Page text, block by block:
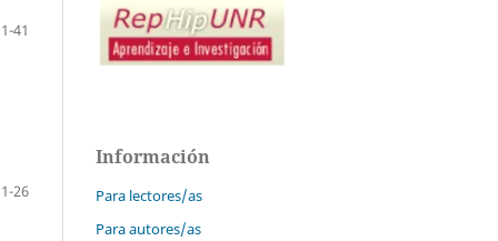
1-41
1-26
Información
Para lectores/as
Para autores/as